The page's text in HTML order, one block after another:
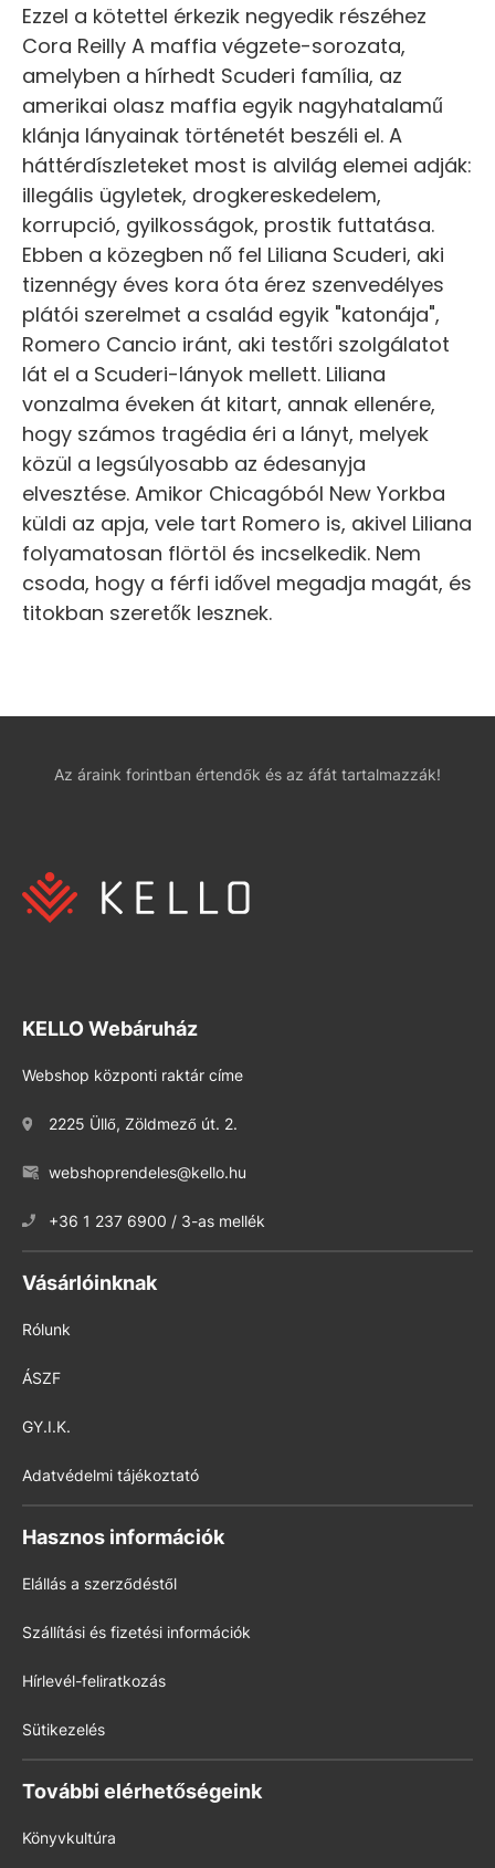
Ezzel a kötettel érkezik negyedik részéhez
Cora Reilly A maffia végzete-sorozata,
amelyben a hírhedt Scuderi família, az
amerikai olasz maffia egyik nagyhatalamű
klánja lányainak történetét beszéli el. A
háttérdíszleteket most is alvilág elemei adják:
illegális ügyletek, drogkereskedelem,
korrupció, gyilkosságok, prostik futtatása.
Ebben a közegben nő fel Liliana Scuderi, aki
tizennégy éves kora óta érez szenvedélyes
plátói szerelmet a család egyik "katonája",
Romero Cancio iránt, aki testőri szolgálatot
lát el a Scuderi-lányok mellett. Liliana
vonzalma éveken át kitart, annak ellenére,
hogy számos tragédia éri a lányt, melyek
közül a legsúlyosabb az édesanyja
elvesztése. Amikor Chicagóból New Yorkba
küldi az apja, vele tart Romero is, akivel Liliana
folyamatosan flörtöl és incselkedik. Nem
csoda, hogy a férfi idővel megadja magát, és
titokban szeretők lesznek.
Az áraink forintban értendők és az áfát tartalmazzák!
KELLO Webáruház
Webshop központi raktár címe
2225 Üllő, Zöldmező út. 2.
webshoprendeles@kello.hu
+36 1 237 6900 / 3-as mellék
Vásárlóinknak
Rólunk
ÁSZF
GY.I.K.
Adatvédelmi tájékoztató
Hasznos információk
Elállás a szerződéstől
Szállítási és fizetési információk
Hírlevél-feliratkozás
Sütikezelés
További elérhetőségeink
Könyvkultúra